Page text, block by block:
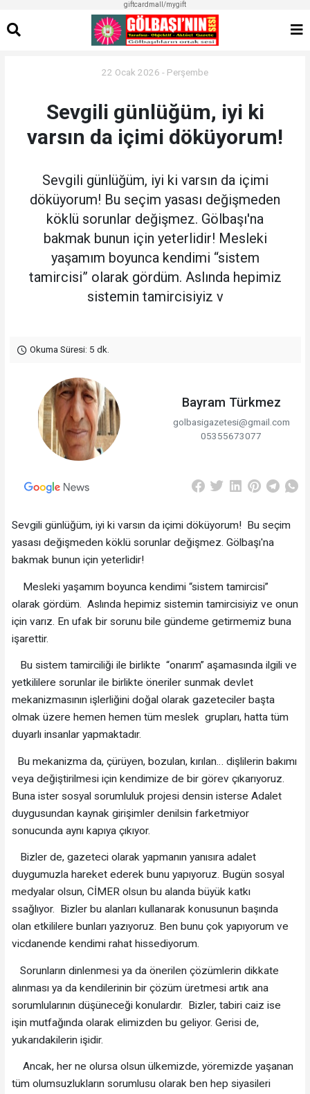
giftcardmall/mygift
22 Ocak 2026 - Perşembe
Sevgili günlüğüm, iyi ki
varsın da içimi döküyorum!
Sevgili günlüğüm, iyi ki varsın da içimi
döküyorum! Bu seçim yasası değişmeden
köklü sorunlar değişmez. Gölbaşı'na
bakmak bunun için yeterlidir! Mesleki
yaşamım boyunca kendimi “sistem
tamircisi” olarak gördüm. Aslında hepimiz
sistemin tamircisiyiz v
Okuma Süresi: 5 dk.
Bayram Türkmez
golbasigazetesi@gmail.com
05355673077
Sevgili günlüğüm, iyi ki varsın da içimi döküyorum! Bu seçim
yasası değişmeden köklü sorunlar değişmez. Gölbaşı'na
bakmak bunun için yeterlidir!
Mesleki yaşamım boyunca kendimi “sistem tamircisi”
olarak gördüm. Aslında hepimiz sistemin tamircisiyiz ve onun
için varız. En ufak bir sorunu bile gündeme getirmemiz buna
işarettir.
Bu sistem tamirciliği ile birlikte “onarım” aşamasında ilgili ve
yetkililere sorunlar ile birlikte öneriler sunmak devlet
mekanizmasının işlerliğini doğal olarak gazeteciler başta
olmak üzere hemen hemen tüm meslek grupları, hatta tüm
duyarlı insanlar yapmaktadır.
Bu mekanizma da, çürüyen, bozulan, kırılan… dişlilerin bakımı
veya değiştirilmesi için kendimize de bir görev çıkarıyoruz.
Buna ister sosyal sorumluluk projesi densin isterse Adalet
duygusundan kaynak girişimler denilsin farketmiyor
sonucunda aynı kapıya çıkıyor.
Bizler de, gazeteci olarak yapmanın yanısıra adalet
duygumuzla hareket ederek bunu yapıyoruz. Bugün sosyal
medyalar olsun, CİMER olsun bu alanda büyük katkı
ssağlıyor. Bizler bu alanları kullanarak konusunun başında
olan etkililere bunları yazıyoruz. Ben bunu çok yapıyorum ve
vicdanende kendimi rahat hissediyorum.
Sorunların dinlenmesi ya da önerilen çözümlerin dikkate
alınması ya da kendilerinin bir çözüm üretmesi artık ana
sorumlularının düşüneceği konulardır. Bizler, tabiri caiz ise
işin mutfağında olarak elimizden bu geliyor. Gerisi de,
yukarıdakilerin işidir.
Ancak, her ne olursa olsun ülkemizde, yöremizde yaşanan
tüm olumsuzlukların sorumlusu olarak ben hep siyasileri